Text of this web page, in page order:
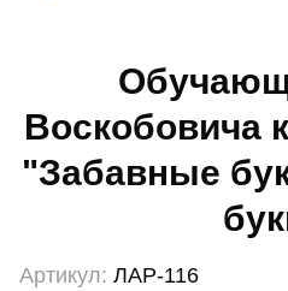
Воскобовича
"Забавные
Артикул: ЛАР-116